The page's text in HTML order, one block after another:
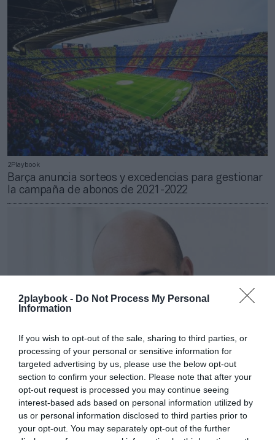
2playbook - Do Not Process My Personal
Information
If you wish to opt-out of the sale, sharing to third parties, or
processing of your personal or sensitive information for
targeted advertising by us, please use the below opt-out
section to confirm your selection. Please note that after your
opt-out request is processed you may continue seeing
interest-based ads based on personal information utilized by
us or personal information disclosed to third parties prior to
your opt-out. You may separately opt-out of the further
2Playbook
Barça anuncia sorteos y excedencias para gestionar
la campaña de abonos de 2021-2022
2Playbook
La ECA nombra miembro de la junta directiva al
CEO español del Bayer Leverkusen
Publicidad